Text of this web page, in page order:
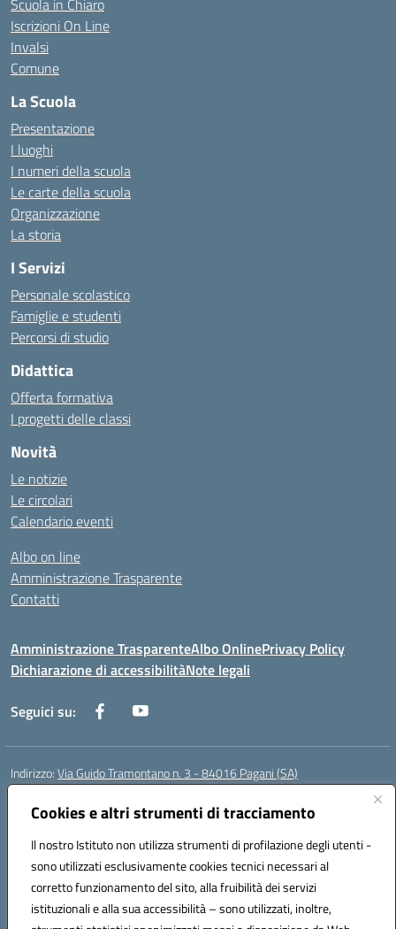
Cookies e altri strumenti di tracciamento
Il nostro Istituto non utilizza strumenti di profilazione degli utenti -
sono utilizzati esclusivamente cookies tecnici necessari al
corretto funzionamento del sito, alla fruibilità dei servizi
istituzionali e alla sua accessibilità – sono utilizzati, inoltre,
Scuola in Chiaro
Iscrizioni On Line
Invalsi
Comune
La Scuola
Presentazione
I luoghi
I numeri della scuola
Le carte della scuola
Organizzazione
La storia
I Servizi
Personale scolastico
Famiglie e studenti
Percorsi di studio
Didattica
Offerta formativa
I progetti delle classi
Novità
Le notizie
Le circolari
Calendario eventi
Albo on line
Amministrazione Trasparente
Contatti
Amministrazione TrasparenteAlbo OnlinePrivacy Policy
Dichiarazione di accessibilitàNote legali
Seguici su:
Indirizzo:Via Guido Tramontano n. 3 - 84016 Pagani (SA)
Centralino:
Posta elettronica certificata (PEC):saps08000t@pec.istruzione.it
Codice fiscale: 80022400651
Codice meccanografico:SAPS08000T
Codice Indice delle Pubbliche Amministrazioni (IPA): istsc_saps08000t
Codice unico di fatturazione (CUF): UFC29W